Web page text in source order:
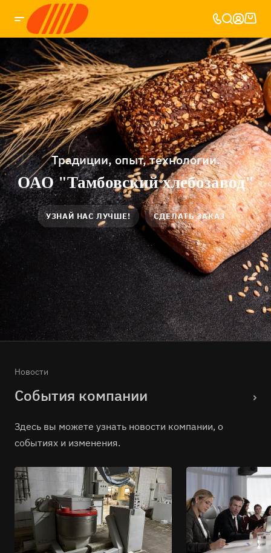
Традиции, опыт, технологии.
ОАО "Тамбовский хлебозавод"
УЗНАЙ НАС ЛУЧШЕ! СДЕЛАТЬ ЗАКАЗ
Новости
События компании
Здесь вы можете узнать новости компании, о
событиях и изменения.